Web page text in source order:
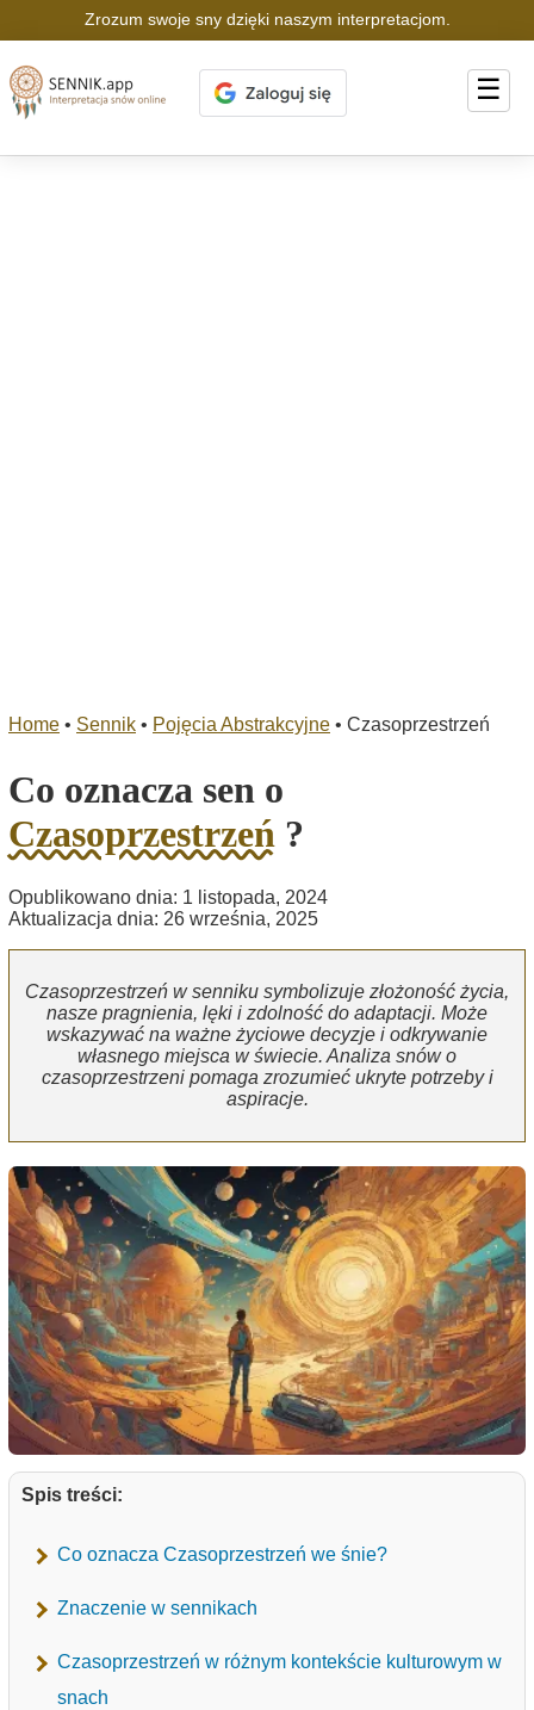
Zrozum swoje sny dzięki naszym interpretacjom.
☰
Home • Sennik • Pojęcia Abstrakcyjne • Czasoprzestrzeń
Co oznacza sen o
Czasoprzestrzeń ?
Opublikowano dnia: 1 listopada, 2024
Aktualizacja dnia: 26 września, 2025
Czasoprzestrzeń w senniku symbolizuje złożoność życia,
nasze pragnienia, lęki i zdolność do adaptacji. Może
wskazywać na ważne życiowe decyzje i odkrywanie
własnego miejsca w świecie. Analiza snów o
czasoprzestrzeni pomaga zrozumieć ukryte potrzeby i
aspiracje.
Spis treści:
Co oznacza Czasoprzestrzeń we śnie?
Znaczenie w sennikach
Czasoprzestrzeń w różnym kontekście kulturowym w
snach